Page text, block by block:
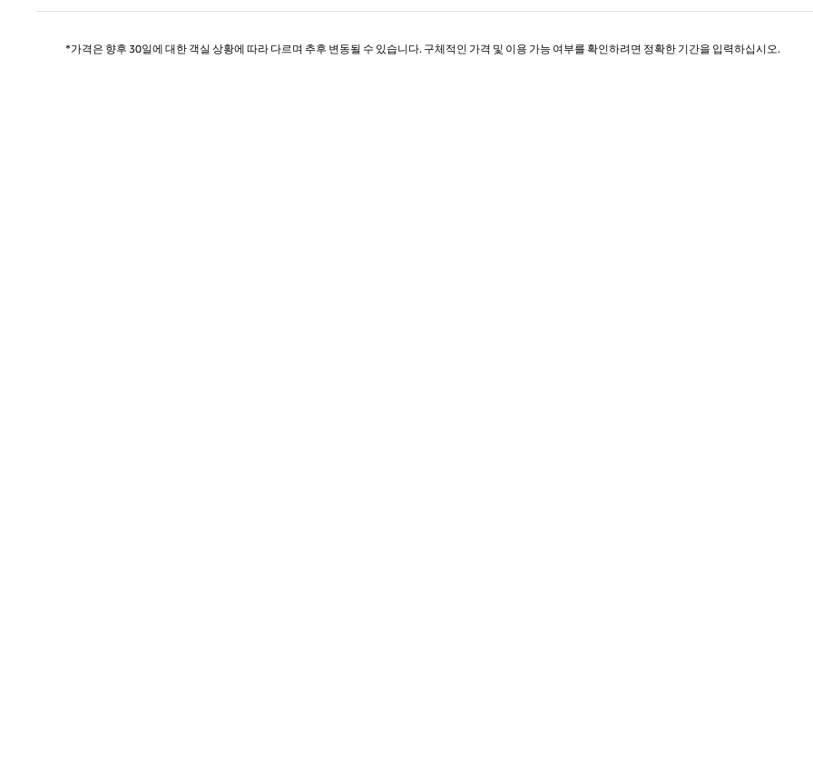
*가격은 향후 30일에 대한 객실 상황에 따라 다르며 추후 변동될 수 있습니다. 구체적인 가격 및 이용 가능 여부를 확인하려면 정확한 기간을 입력하십시오.